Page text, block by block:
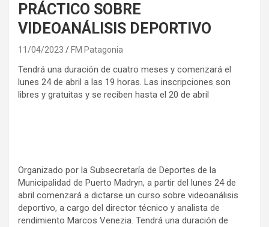
PRÁCTICO SOBRE
VIDEOANÁLISIS DEPORTIVO
11/04/2023 FM Patagonia
Tendrá una duración de cuatro meses y comenzará el
lunes 24 de abril a las 19 horas. Las inscripciones son
libres y gratuitas y se reciben hasta el 20 de abril
Organizado por la Subsecretaría de Deportes de la
Municipalidad de Puerto Madryn, a partir del lunes 24 de
abril comenzará a dictarse un curso sobre videoanálisis
deportivo, a cargo del director técnico y analista de
rendimiento Marcos Venezia. Tendrá una duración de